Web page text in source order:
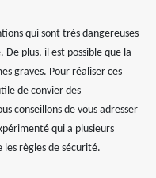
qui sont très dangereuses
plus, il est possible que la
graves. Pour réaliser ces
de convier des
conseillons de vous adresser
qui a plusieurs
les règles de sécurité.